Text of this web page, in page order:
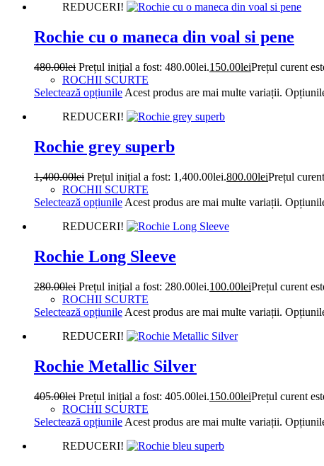
REDUCERI!
Rochie cu o maneca din voal si pene
480.00lei Prețul inițial a fost: 480.00lei.150.00leiPrețul curent
ROCHII SCURTE
Selectează opțiunile Acest produs are mai multe variații.
REDUCERI!
Rochie grey superb
1,400.00lei Prețul inițial a fost: 1,400.00lei.800.00leiPrețul
ROCHII SCURTE
Selectează opțiunile Acest produs are mai multe variații.
REDUCERI!
Rochie Long Sleeve
280.00lei Prețul inițial a fost: 280.00lei.100.00leiPrețul curent
ROCHII SCURTE
Selectează opțiunile Acest produs are mai multe variații.
REDUCERI!
Rochie Metallic Silver
405.00lei Prețul inițial a fost: 405.00lei.150.00leiPrețul curent
ROCHII SCURTE
Selectează opțiunile Acest produs are mai multe variații.
REDUCERI!